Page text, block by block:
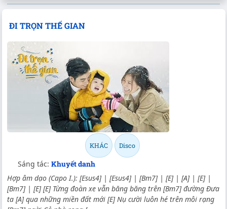
ĐI TRỌN THẾ GIAN
KHÁC Disco
Sáng tác: Khuyết danh
Hợp âm dạo (Capo I.): [Esus4] | [Esus4] | [Bm7] | [E] | [A] | [E] |
[Bm7] | [E] [E] Từng đoàn xe vẫn băng băng trên [Bm7] đường Đưa
ta [A] qua những miền đất mới [E] Nụ cười luôn hé trên môi rạng